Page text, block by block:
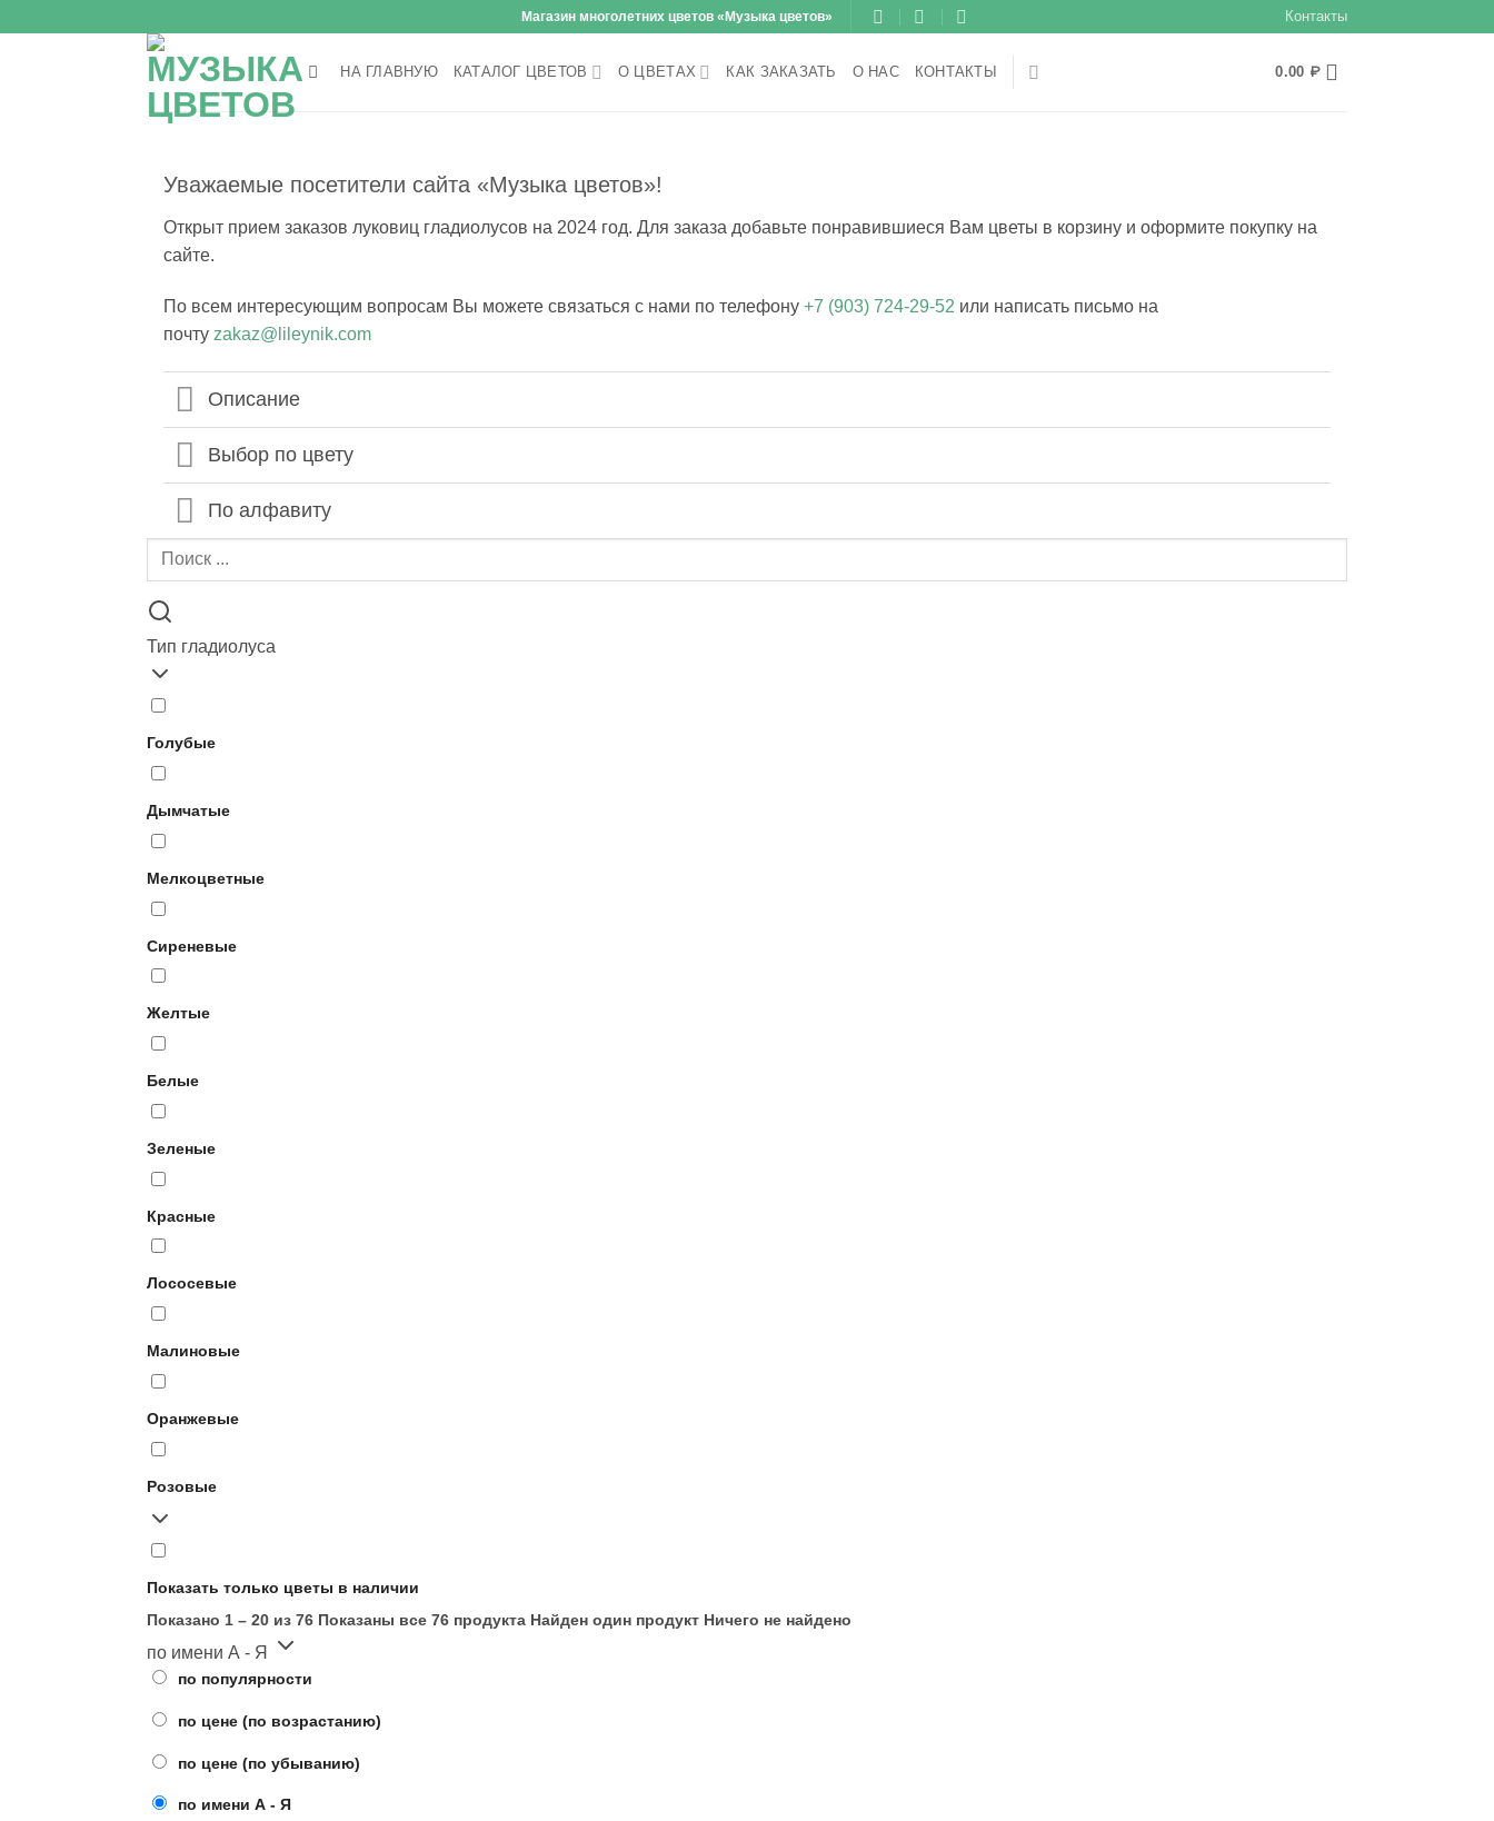
Магазин многолетних цветов «Музыка цветов» Контакты
НА ГЛАВНУЮ КАТАЛОГ ЦВЕТОВ О ЦВЕТАХ КАК ЗАКАЗАТЬ О НАС КОНТАКТЫ 0.00 ₽
Уважаемые посетители сайта «Музыка цветов»!
Открыт прием заказов луковиц гладиолусов на 2024 год. Для заказа добавьте понравившиеся Вам цветы в корзину и оформите покупку на
сайте.
По всем интересующим вопросам Вы можете связаться с нами по телефону +7 (903) 724-29-52 или написать письмо на
почту zakaz@lileynik.com
Описание
Выбор по цвету
По алфавиту
Тип гладиолуса
Голубые
Дымчатые
Мелкоцветные
Сиреневые
Желтые
Белые
Зеленые
Красные
Лососевые
Малиновые
Оранжевые
Розовые
Показать только цветы в наличии
Показано 1 – 20 из 76 Показаны все 76 продукта Найден один продукт Ничего не найдено
по имени А - Я
по популярности
по цене (по возрастанию)
по цене (по убыванию)
по имени А - Я